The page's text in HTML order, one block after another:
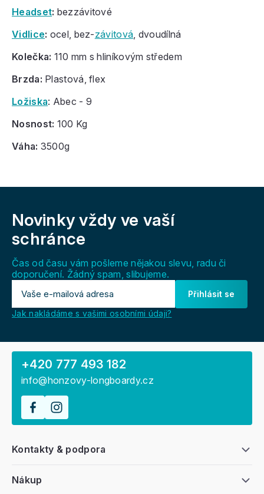
Headset: bezzávitové
Vidlice: ocel, bez-závitová, dvoudílná
Kolečka: 110 mm s hliníkovým středem
Brzda: Plastová, flex
Ložiska: Abec - 9
Nosnost: 100 Kg
Váha: 3500g
Novinky vždy ve vaší
schránce
Čas od času vám pošleme nějakou slevu, radu či
doporučení. Žádný spam, slibujeme.
Přihlásit se
Jak nakládáme s vašimi osobními údaji?
Nákup
Kontakty & podpora
+420 777 493 182
info@honzovy-longboardy.cz